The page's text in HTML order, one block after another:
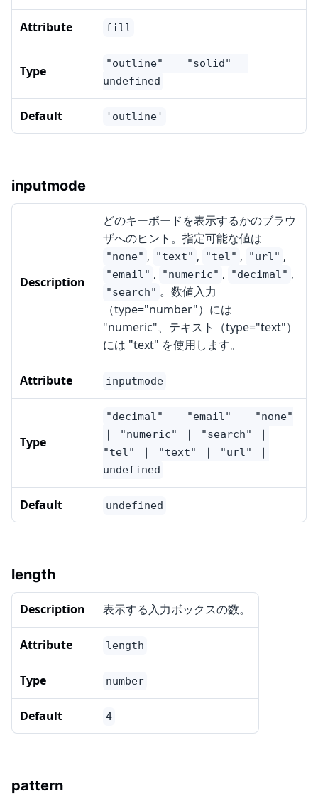
Attribute fill
Type
"outline" ｜ "solid" ｜
undefined
Default 'outline'
inputmode
Description
どのキーボードを表示するかのブラウ
ザへのヒント。指定可能な値は
"none" , "text" , "tel" , "url" ,
"email" , "numeric" , "decimal" ,
"search" 。数値入力
（type="number"）には
"numeric"、テキスト（type="text"）
には "text" を使用します。
Attribute inputmode
Type
"decimal" ｜ "email" ｜ "none"
｜ "numeric" ｜ "search" ｜
"tel" ｜ "text" ｜ "url" ｜
undefined
Default undefined
length
Description 表示する入力ボックスの数。
Attribute length
Type number
Default 4
pattern